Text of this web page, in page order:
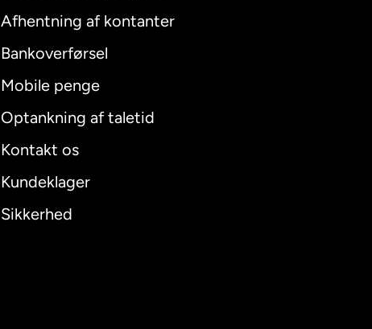
Afhentning af kontanter
Bankoverførsel
Mobile penge
Optankning af taletid
Kontakt os
Kundeklager
Sikkerhed